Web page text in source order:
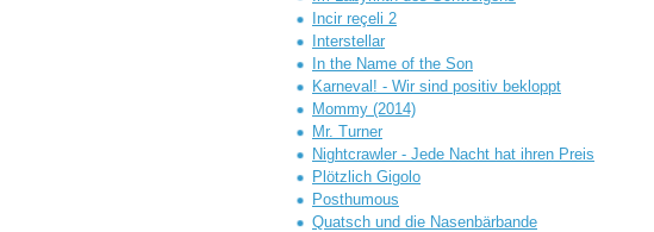
Incir reçeli 2
Interstellar
In the Name of the Son
Karneval! - Wir sind positiv bekloppt
Mommy (2014)
Mr. Turner
Nightcrawler - Jede Nacht hat ihren Preis
Plötzlich Gigolo
Posthumous
Quatsch und die Nasenbärbande